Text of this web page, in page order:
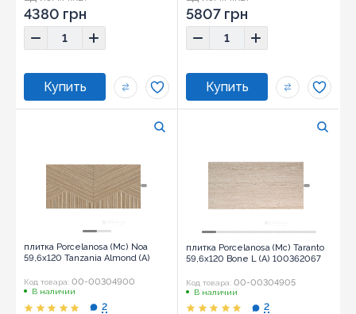
4380 грн 5807 грн
плитка Porcelanosa (Mc) Noa
59,6x120 Tanzania Almond (A)
Код товара: 00-00304900
В наличии
2
плитка Porcelanosa (Mc) Taranto
59,6x120 Bone L (A) 100362067
Код товара: 00-00304905
В наличии
2